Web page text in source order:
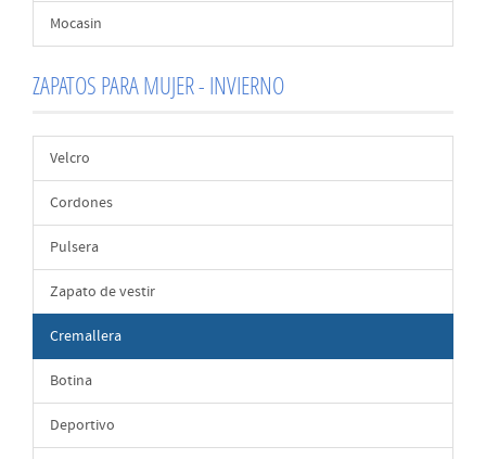
Mocasin
ZAPATOS PARA MUJER - INVIERNO
Velcro
Cordones
Pulsera
Zapato de vestir
Cremallera
Botina
Deportivo